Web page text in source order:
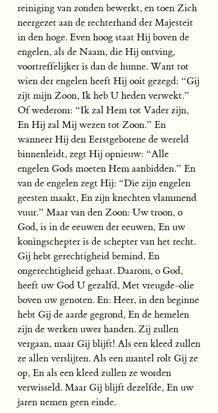
reiniging van zonden bewerkt, en toen Zich
neergezet aan de rechterhand der Majesteit
in den hoge. Even hoog staat Hij boven de
engelen, als de Naam, die Hij ontving,
voortreffelijker is dan de hunne. Want tot
wien der engelen heeft Hij ooit gezegd: “Gij
zijt mijn Zoon, Ik heb U heden verwekt.”
Of wederom: “Ik zal Hem tot Vader zijn,
En Hij zal Mij wezen tot Zoon.” En
wanneer Hij den Eerstgeborene de wereld
binnenleidt, zegt Hij opnieuw: “Alle
engelen Gods moeten Hem aanbidden.” En
van de engelen zegt Hij: “Die zijn engelen
geesten maakt, En zijn knechten vlammend
vuur.” Maar van den Zoon: Uw troon, o
God, is in de eeuwen der eeuwen, En uw
koningschepter is de schepter van het recht.
Gij hebt gerechtigheid bemind, En
ongerechtigheid gehaat. Daarom, o God,
heeft uw God U gezalfd, Met vreugde-olie
boven uw genoten. En: Heer, in den beginne
hebt Gij de aarde gegrond, En de hemelen
zijn de werken uwer handen. Zij zullen
vergaan, maar Gij blijft! Als een kleed zullen
ze allen verslijten. Als een mantel rolt Gij ze
op, En als een kleed zullen ze worden
verwisseld. Maar Gij blijft dezelfde, En uw
jaren nemen geen einde.